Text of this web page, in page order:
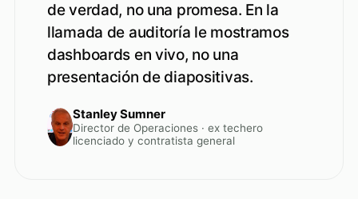
de verdad, no una promesa. En la
llamada de auditoría le mostramos
dashboards en vivo, no una
presentación de diapositivas.
Stanley Sumner
Director de Operaciones · ex techero
licenciado y contratista general